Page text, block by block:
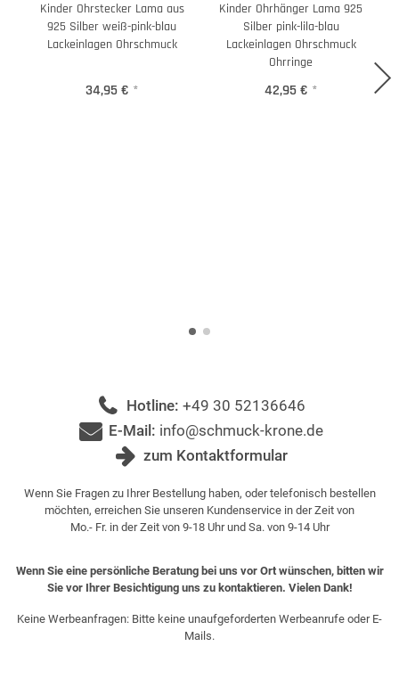
Kinder Ohrstecker Lama aus
925 Silber weiß-pink-blau
Lackeinlagen Ohrschmuck
34,95 € *
Kinder Ohrhänger Lama 925
Silber pink-lila-blau
Lackeinlagen Ohrschmuck
Ohrringe
42,95 € *
Hotline: +49 30 52136646
E-Mail: info@schmuck-krone.de
zum Kontaktformular
Wenn Sie Fragen zu Ihrer Bestellung haben, oder telefonisch bestellen
möchten, erreichen Sie unseren Kundenservice in der Zeit von
Mo.- Fr. in der Zeit von 9-18 Uhr und Sa. von 9-14 Uhr
Wenn Sie eine persönliche Beratung bei uns vor Ort wünschen, bitten wir
Sie vor Ihrer Besichtigung uns zu kontaktieren. Vielen Dank!
Keine Werbeanfragen: Bitte keine unaufgeforderten Werbeanrufe oder E-
Mails.